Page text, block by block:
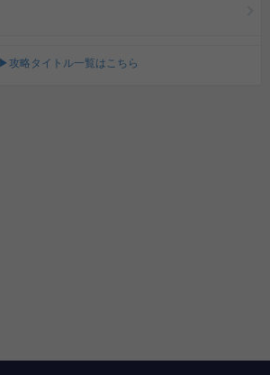
▶攻略タイトル一覧はこちら